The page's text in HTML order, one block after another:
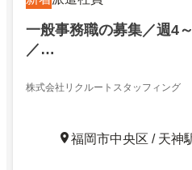
一般事務職の募集／週4
／…
株式会社リクルートスタッフィング
福岡市中央区 / 天神